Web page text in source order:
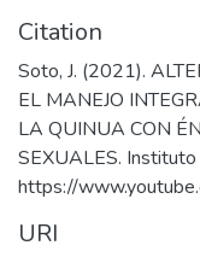
Citation
Soto, J. (2021).
EL MANEJO
LA QUINUA CON
SEXUALES. Instituto
https://
URI